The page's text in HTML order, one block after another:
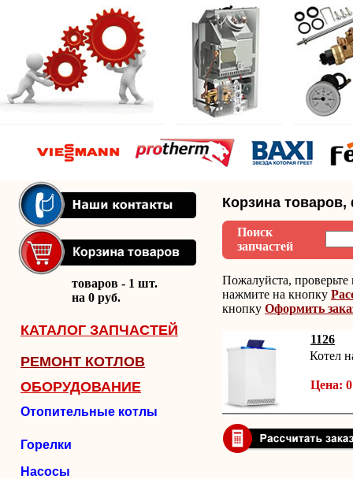
товаров - 1 шт.
на 0 руб.
КАТАЛОГ ЗАПЧАСТЕЙ
РЕМОНТ КОТЛОВ
ОБОРУДОВАНИЕ
Отопительные котлы
Горелки
Насосы
Корзина
Поиск
запчастей
Пожалуйста, проверьте
нажмите на кнопку
кнопку Оформить
1126
Котел
Цена: